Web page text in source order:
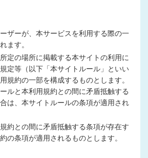
ザーが、本サービスを利用する際の一
ます。
定の場所に掲載する本サイトの利用に
定等（以下「本サイトルール」といい
規約の一部を構成するものとします。
ルと本利用規約との間に矛盾抵触する
は、本サイトルールの条項が適用され
約との間に矛盾抵触する条項が存在す
の条項が適用されるものとします。